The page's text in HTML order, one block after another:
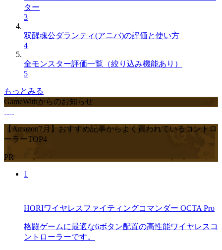
ター
3
双醒魂公ダランティ(アニバ)の評価と使い方
4
全モンスター評価一覧（絞り込み機能あり）
5
もっとみる
GameWithからのお知らせ
【Amazon7月】おすすめ記事からよく買われているコントロ
ーラーTOP4
PR
1
HORIワイヤレスファイティングコマンダー OCTA Pro
格闘ゲームに最適な6ボタン配置の高性能ワイヤレスコ
ントローラーです。